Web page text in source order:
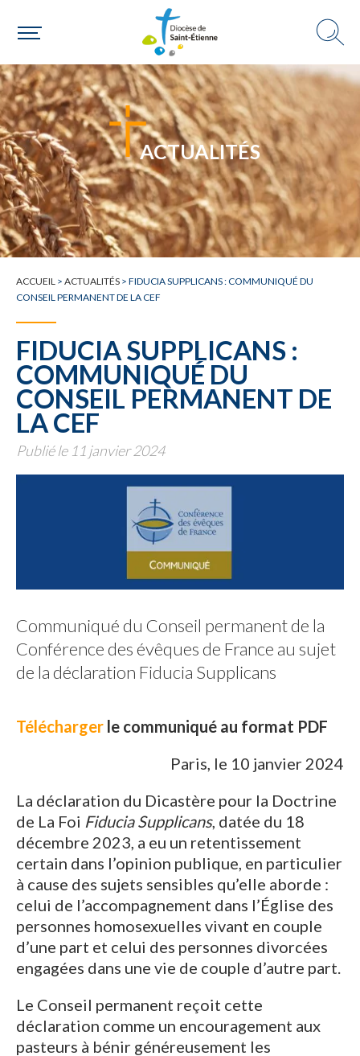
ACTUALITÉS
ACCUEIL > ACTUALITÉS > FIDUCIA SUPPLICANS : COMMUNIQUÉ DU
CONSEIL PERMANENT DE LA CEF
FIDUCIA SUPPLICANS :
COMMUNIQUÉ DU
CONSEIL PERMANENT DE
LA CEF
Publié le 11 janvier 2024
Communiqué du Conseil permanent de la
Conférence des évêques de France au sujet
de la déclaration Fiducia Supplicans
Télécharger le communiqué au format PDF
Paris, le 10 janvier 2024
La déclaration du Dicastère pour la Doctrine
de La Foi Fiducia Supplicans, datée du 18
décembre 2023, a eu un retentissement
certain dans l’opinion publique, en particulier
à cause des sujets sensibles qu’elle aborde :
celui de l’accompagnement dans l’Église des
personnes homosexuelles vivant en couple
d’une part et celui des personnes divorcées
engagées dans une vie de couple d’autre part.
Le Conseil permanent reçoit cette
déclaration comme un encouragement aux
pasteurs à bénir généreusement les